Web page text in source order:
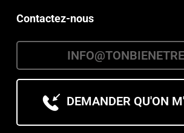
Contactez-nous
DEMANDER QU'ON